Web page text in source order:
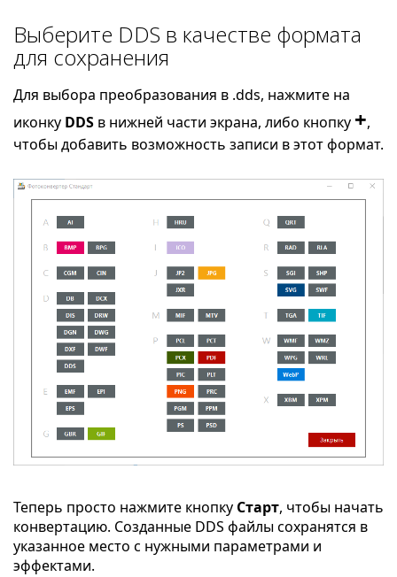
Выберите DDS в качестве формата
для сохранения
Для выбора преобразования в .dds, нажмите на
иконку DDS в нижней части экрана, либо кнопку +,
чтобы добавить возможность записи в этот формат.
Теперь просто нажмите кнопку Старт, чтобы начать
конвертацию. Созданные DDS файлы сохранятся в
указанное место с нужными параметрами и
эффектами.